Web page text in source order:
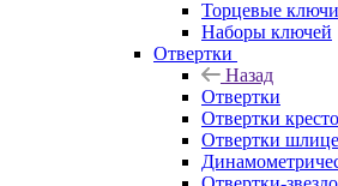
Торцевые
Наборы ключей
Отвертки
Назад
Отвертки
Отвертки
Отвертки